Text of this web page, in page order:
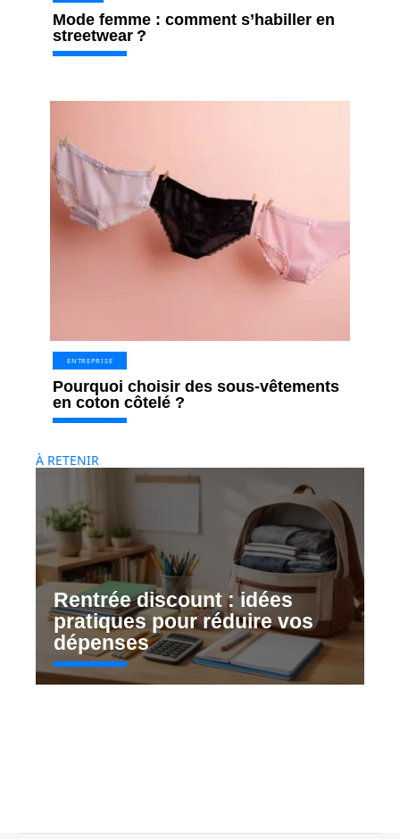
Mode femme : comment s’habiller en
streetwear ?
ENTREPRISE
Pourquoi choisir des sous-vêtements
en coton côtelé ?
À RETENIR
Rentrée discount : idées
pratiques pour réduire vos
dépenses